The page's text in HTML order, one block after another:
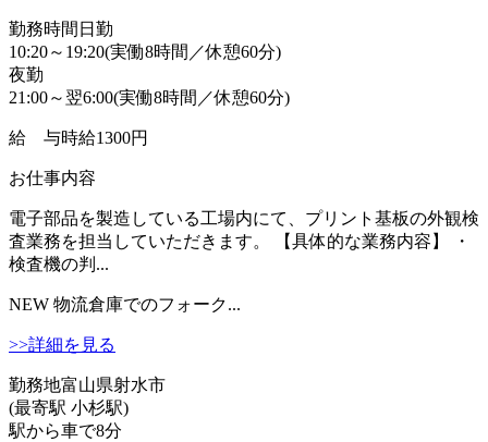
勤務時間 日勤
10:20～19:20(実働8時間／休憩60分)
夜勤
21:00～翌6:00(実働8時間／休憩60分)
給 与時給1300円
お仕事内容
電子部品を製造している工場内にて、プリント基板の外観検
査業務を担当していただきます。 【具体的な業務内容】 ・
検査機の判...
NEW 物流倉庫でのフォーク...
>>詳細を見る
勤務地富山県射水市
(最寄駅 小杉駅)
駅から車で8分